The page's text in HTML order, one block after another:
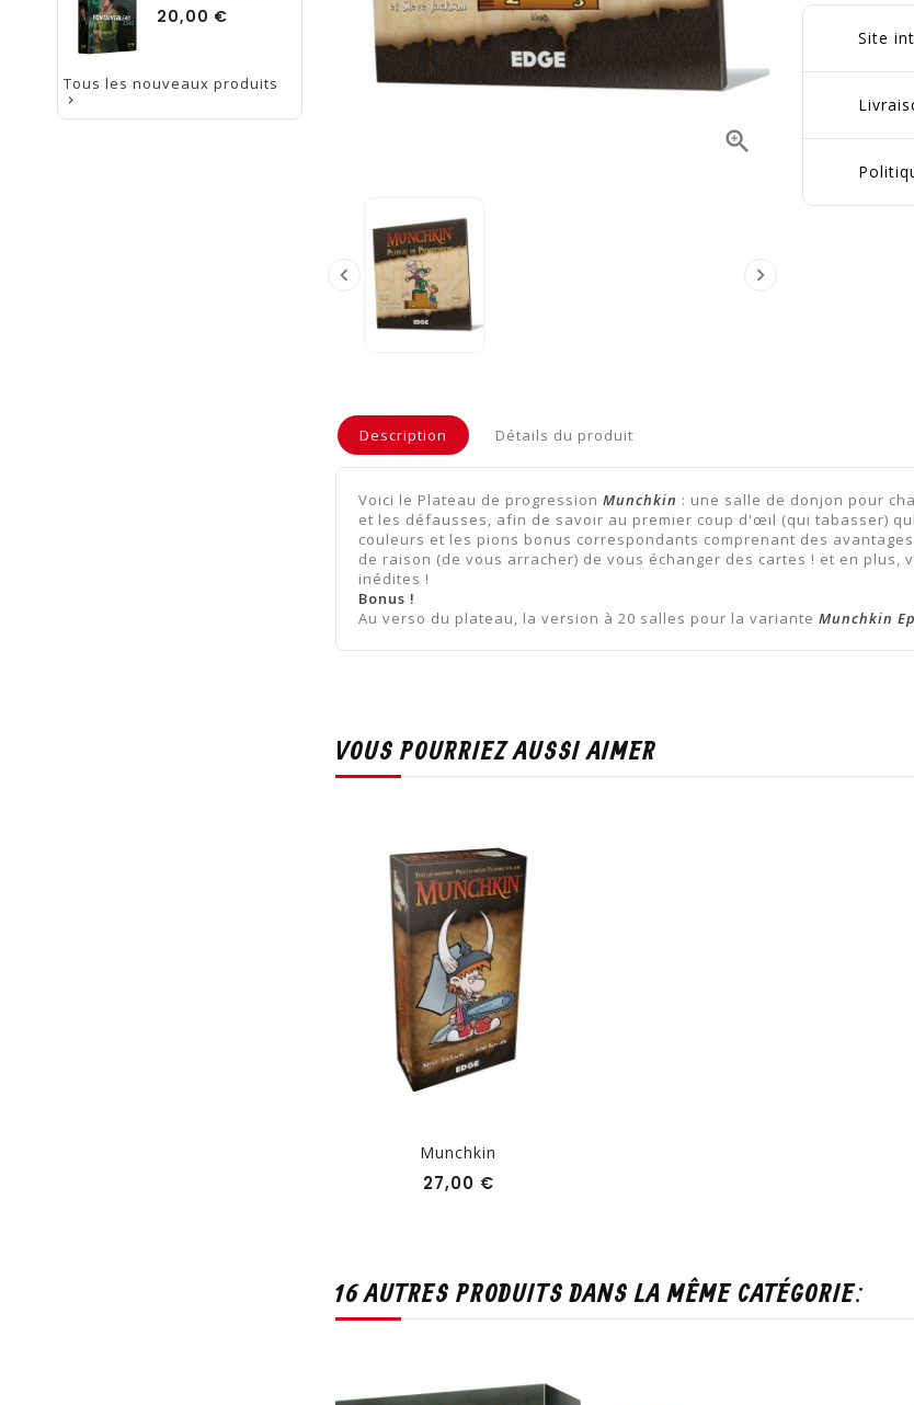
20,00 €
Tous les nouveaux produits


 
Site
Description Détails du produit
Voici le Plateau de progression Munchkin : une salle de donjon pour
et les défausses, afin de savoir au premier coup d'œil (qui tabasser)
couleurs et les pions bonus correspondants comprenant des
de raison (de vous arracher) de vous échanger des cartes ! et en plus,
inédites !
Bonus !
Au verso du plateau, la version à 20 salles pour la variante Munchkin
VOUS POURRIEZ AUSSI AIMER
Munchkin
27,00 €Prix
16 AUTRES PRODUITS DANS LA MÊME CATÉGORIE: